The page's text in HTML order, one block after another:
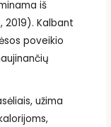
iš
2019). Kalbant
poveikio
užima